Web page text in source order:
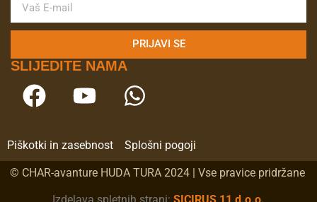
PRIJAVI SE
SLIJEDITE NAMA
Piškotki in zasebnost Splošni pogoji
© CHAR-avanture HUDA TURA 2024 | Vse pravice pridržane